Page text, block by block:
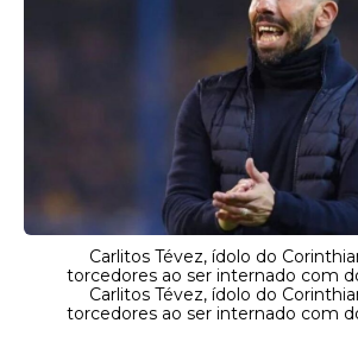
Carlitos Tévez, ídolo do
torcedores ao ser internado com
Carlitos Tévez, ídolo do
torcedores ao ser internado com